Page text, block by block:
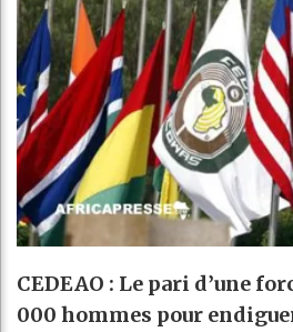
CEDEAO : Le pari d’une
000 hommes pour